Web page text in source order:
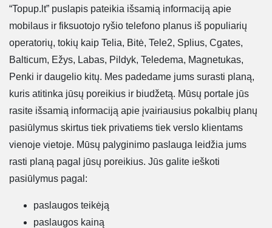
“Topup.lt” puslapis pateikia išsamią informaciją apie
mobilaus ir fiksuotojo ryšio telefono planus iš populiarių
operatorių, tokių kaip Telia, Bitė, Tele2, Splius, Cgates,
Balticum, Ežys, Labas, Pildyk, Teledema, Magnetukas,
Penki ir daugelio kitų. Mes padedame jums surasti planą,
kuris atitinka jūsų poreikius ir biudžetą. Mūsų portale jūs
rasite išsamią informaciją apie įvairiausius pokalbių planų
pasiūlymus skirtus tiek privatiems tiek verslo klientams
vienoje vietoje. Mūsų palyginimo paslauga leidžia jums
rasti planą pagal jūsų poreikius. Jūs galite ieškoti
pasiūlymus pagal:
paslaugos teikėją
paslaugos kainą